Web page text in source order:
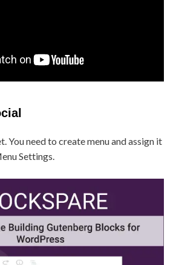
You need to create menu and assign it
Settings.